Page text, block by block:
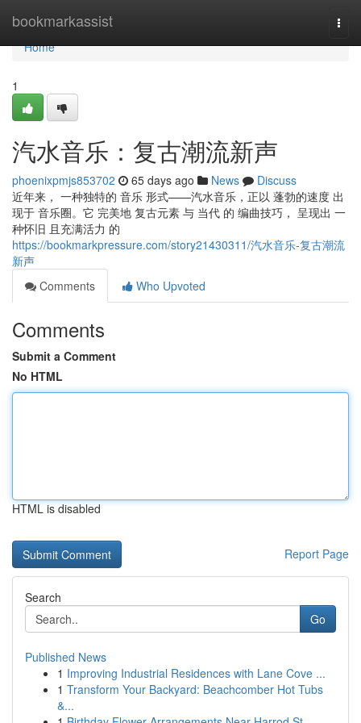
bookmarkassist
Home
Home
1
汽水音乐：复古潮流新声
phoenixpmjs853702 65 days ago News
Discuss
近年来， 一种独特的 音乐 形式——汽水音乐，正以 蓬勃的速度 出
现于 音乐圈。它 完美地 复古元素 与 当代 的 编曲技巧， 呈现出 一
种怀旧 且充满活力 的
https://bookmarkpressure.com/story21430311/汽水音乐-复古潮流
新声
Comments
Who Upvoted
Comments
Submit a Comment
No HTML
HTML is disabled
Report Page
Search
Go
Published News
1 Improving Industrial Residences with Lane Cove ...
1 Transform Your Backyard: Beachcomber Hot Tubs
&...